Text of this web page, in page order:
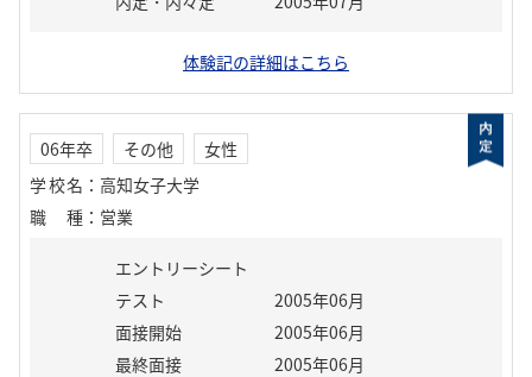
体験記の詳細はこちら
06年卒 その他
女性
学校名 ： 高知女子大学
職種 ： 営業
エントリーシート
テスト
2005年06月
面接開始
2005年06月
最終面接
2005年06月